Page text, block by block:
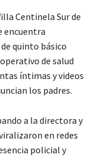
Centinela Sur de
encuentra
quinto básico
de salud
íntimas y videos
los padres.
a la directora y
en redes
policial y